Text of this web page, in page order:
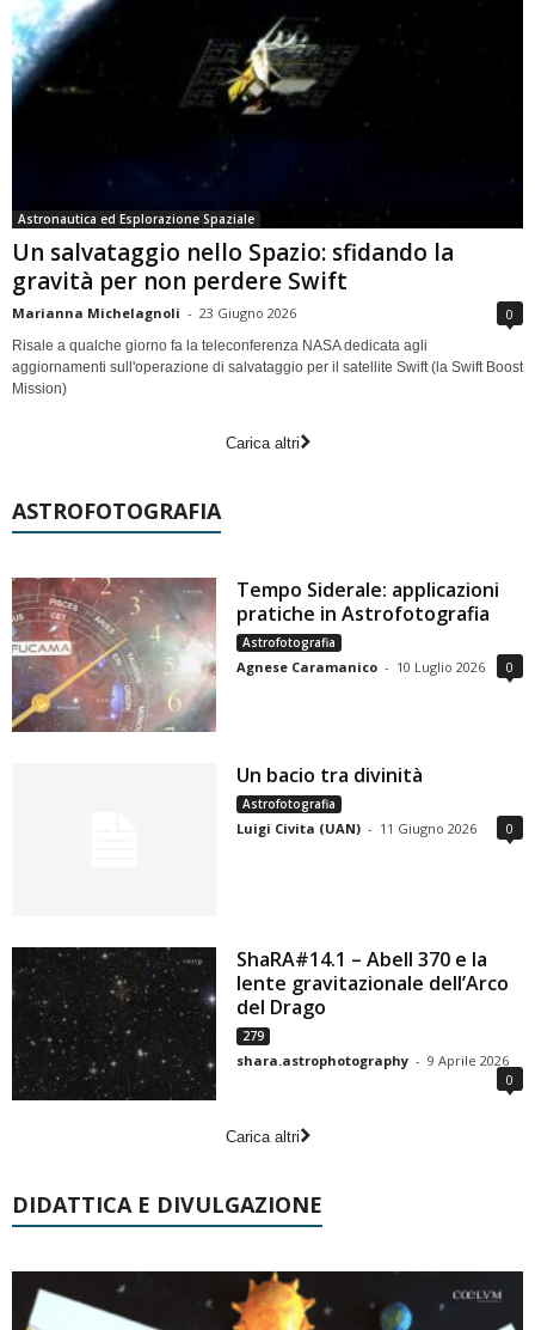
Astronautica ed Esplorazione Spaziale
Un salvataggio nello Spazio: sfidando la
gravità per non perdere Swift
Marianna Michelagnoli - 23 Giugno 2026 0
Risale a qualche giorno fa la teleconferenza NASA dedicata agli
aggiornamenti sull'operazione di salvataggio per il satellite Swift (la Swift Boost
Mission)
Carica altri
ASTROFOTOGRAFIA
Tempo Siderale: applicazioni
pratiche in Astrofotografia
Astrofotografia
Agnese Caramanico - 10 Luglio 2026 0
Un bacio tra divinità
Astrofotografia
Luigi Civita (UAN) - 11 Giugno 2026 0
ShaRA#14.1 – Abell 370 e la
lente gravitazionale dell’Arco
del Drago
279
shara.astrophotography - 9 Aprile 2026
0
Carica altri
DIDATTICA E DIVULGAZIONE